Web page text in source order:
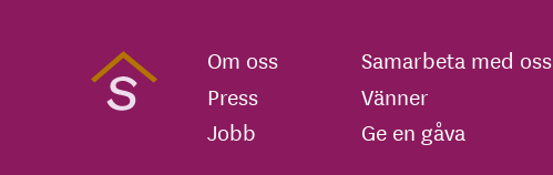
Om oss
Press
Jobb
Samarbeta med oss
Vänner
Ge en gåva